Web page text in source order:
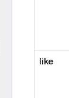
like